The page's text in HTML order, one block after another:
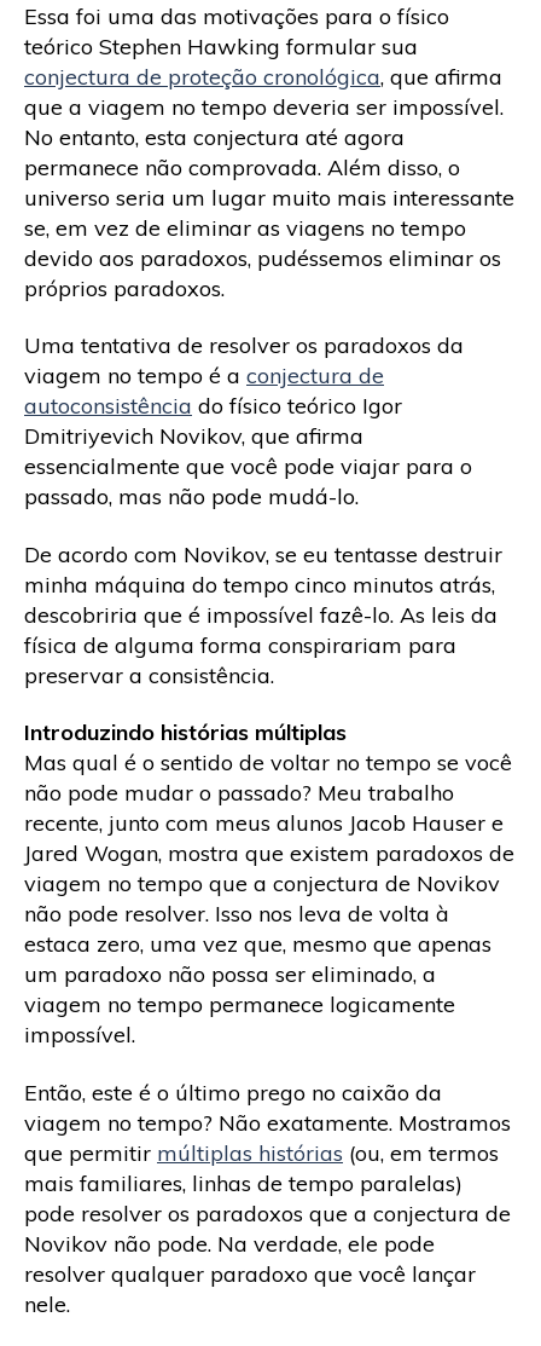
Essa foi uma das motivações para o físico
teórico Stephen Hawking formular sua
conjectura de proteção cronológica, que afirma
que a viagem no tempo deveria ser impossível.
No entanto, esta conjectura até agora
permanece não comprovada. Além disso, o
universo seria um lugar muito mais interessante
se, em vez de eliminar as viagens no tempo
devido aos paradoxos, pudéssemos eliminar os
próprios paradoxos.
Uma tentativa de resolver os paradoxos da
viagem no tempo é a conjectura de
autoconsistência do físico teórico Igor
Dmitriyevich Novikov, que afirma
essencialmente que você pode viajar para o
passado, mas não pode mudá-lo.
De acordo com Novikov, se eu tentasse destruir
minha máquina do tempo cinco minutos atrás,
descobriria que é impossível fazê-lo. As leis da
física de alguma forma conspirariam para
preservar a consistência.
Introduzindo histórias múltiplas
Mas qual é o sentido de voltar no tempo se você
não pode mudar o passado? Meu trabalho
recente, junto com meus alunos Jacob Hauser e
Jared Wogan, mostra que existem paradoxos de
viagem no tempo que a conjectura de Novikov
não pode resolver. Isso nos leva de volta à
estaca zero, uma vez que, mesmo que apenas
um paradoxo não possa ser eliminado, a
viagem no tempo permanece logicamente
impossível.
Então, este é o último prego no caixão da
viagem no tempo? Não exatamente. Mostramos
que permitir múltiplas histórias (ou, em termos
mais familiares, linhas de tempo paralelas)
pode resolver os paradoxos que a conjectura de
Novikov não pode. Na verdade, ele pode
resolver qualquer paradoxo que você lançar
nele.